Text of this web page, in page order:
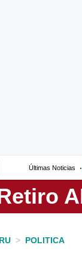
Últimas Noticias
> POLITICA